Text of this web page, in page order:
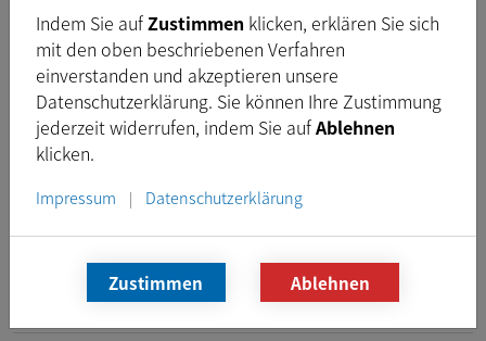
Schnittstelle (elektrisch)
Schnittstelle
Versorgungsspannung
POE:48VDC
Stromverbrauch:
2,3WPoE
Steuerung der
automatischen Blende
Indem Sie aufZustimmen klicken, erklären Sie sich
mit den oben beschriebenen Verfahren
einverstanden und akzeptieren unsere
Datenschutzerklärung. Sie können Ihre Zustimmung
jederzeit widerrufen, indem Sie aufAblehnen
klicken.
Impressum | Datenschutzerklärung
Zustimmen Ablehnen